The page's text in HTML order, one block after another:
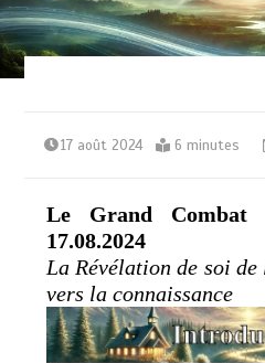
17 août 2024 6 minutes
Le Grand Combat
17.08.2024
La Révélation de soi
vers la connaissance